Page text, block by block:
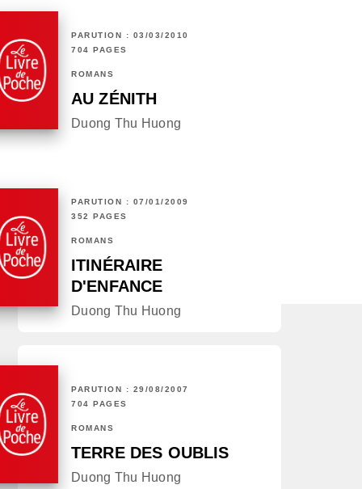
PARUTION : 03/03/2010
704 PAGES
ROMANS
AU ZÉNITH
Duong Thu Huong
PARUTION : 07/01/2009
352 PAGES
ROMANS
ITINÉRAIRE
D'ENFANCE
Duong Thu Huong
PARUTION : 29/08/2007
704 PAGES
ROMANS
TERRE DES OUBLIS
Duong Thu Huong